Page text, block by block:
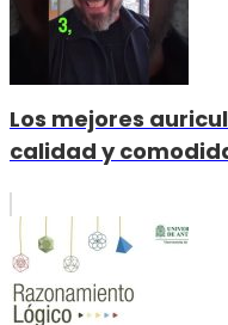
Los mejores
calidad y